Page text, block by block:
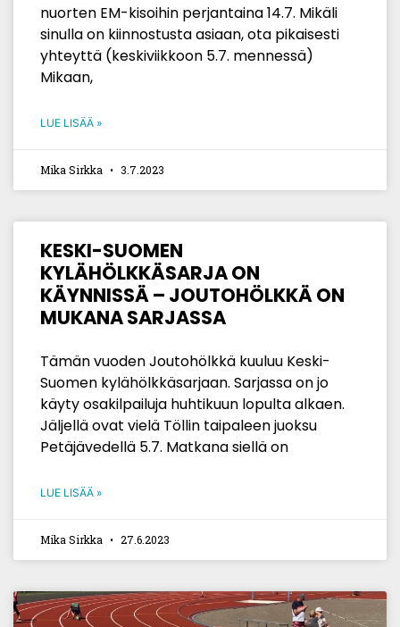
nuorten EM-kisoihin perjantaina 14.7. Mikäli
sinulla on kiinnostusta asiaan, ota pikaisesti
yhteyttä (keskiviikkoon 5.7. mennessä)
Mikaan,
LUE LISÄÄ »
Mika Sirkka 3.7.2023
KESKI-SUOMEN
KYLÄHÖLKKÄSARJA ON
KÄYNNISSÄ – JOUTOHÖLKKÄ ON
MUKANA SARJASSA
Tämän vuoden Joutohölkkä kuuluu Keski-
Suomen kylähölkkäsarjaan. Sarjassa on jo
käyty osakilpailuja huhtikuun lopulta alkaen.
Jäljellä ovat vielä Töllin taipaleen juoksu
Petäjävedellä 5.7. Matkana siellä on
LUE LISÄÄ »
Mika Sirkka 27.6.2023